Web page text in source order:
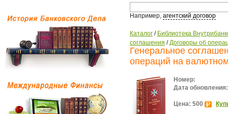
Например, агентский договор
Каталог / Библиотека
соглашения /Договоры об
Генеральное
операций на
Номер:
Дата обновления:
Цена: 500